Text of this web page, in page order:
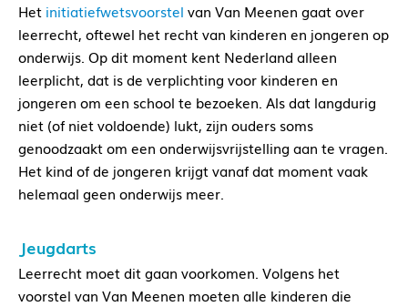
Het initiatiefwetsvoorstel van Van Meenen gaat over
leerrecht, oftewel het recht van kinderen en jongeren op
onderwijs. Op dit moment kent Nederland alleen
leerplicht, dat is de verplichting voor kinderen en
jongeren om een school te bezoeken. Als dat langdurig
niet (of niet voldoende) lukt, zijn ouders soms
genoodzaakt om een onderwijsvrijstelling aan te vragen.
Het kind of de jongeren krijgt vanaf dat moment vaak
helemaal geen onderwijs meer.
Jeugdarts
Leerrecht moet dit gaan voorkomen. Volgens het
voorstel van Van Meenen moeten alle kinderen die